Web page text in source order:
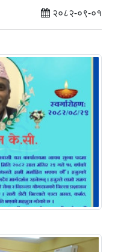
२०८२-०९-०१